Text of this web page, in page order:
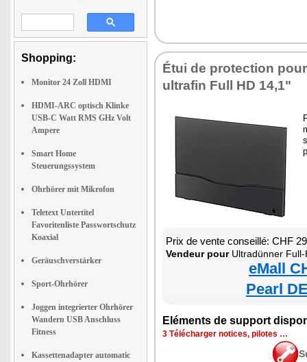
Shopping:
Monitor 24 Zoll HDMI
HDMI-ARC optisch Klinke
USB-C Watt RMS GHz Volt
Ampere
Smart Home
Steuerungssystem
Ohrhörer mit Mikrofon
Teletext Untertitel
Favoritenliste Passwortschutz
Koaxial
Geräuschverstärker
Sport-Ohrhörer
Joggen integrierter Ohrhörer
Wandern USB Anschluss
Fitness
Kassettenadapter automatic
Étui de protection
ultrafin Full HD 14,1"
Prix de vente conseillé: CHF
Vendeur pourUltradünner Full-
eMall
Pearl
Eléments de support
3 Télécharger notices, pilotes …